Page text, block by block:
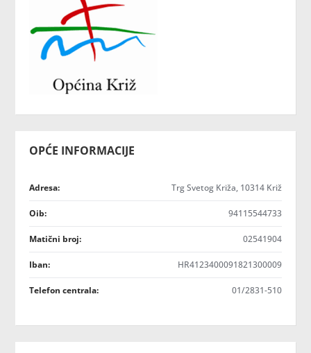
OPĆE INFORMACIJE
Adresa: Trg Svetog Križa, 10314 Križ
Oib: 94115544733
Matični broj: 02541904
Iban: HR4123400091821300009
Telefon centrala: 01/2831-510